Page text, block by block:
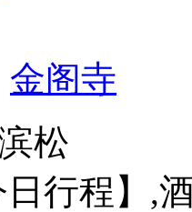
金阁寺
松
行程】,